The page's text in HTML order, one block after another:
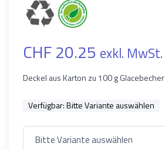
CHF 20.25 exkl. MwSt.
Deckel aus Karton zu 100 g Glacebecher
Verfügbar:Bitte Variante auswählen